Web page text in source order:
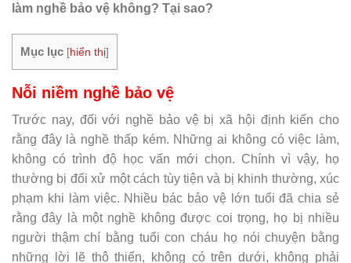
làm nghề bảo vệ không? Tại sao?
Mục lục [hiển thị]
Nỗi niềm nghề bảo vệ
Trước nay, đối với nghề bảo vệ bị xã hội định kiến cho
rằng đây là nghề thấp kém. Những ai không có việc làm,
không có trình độ học vấn mới chọn. Chính vì vậy, họ
thường bị đối xử một cách tùy tiện và bị khinh thường, xúc
phạm khi làm việc. Nhiều bác bảo vệ lớn tuổi đã chia sẻ
rằng đây là một nghề không được coi trọng, họ bị nhiều
người thậm chí bằng tuổi con cháu họ nói chuyện bằng
những lời lẽ thô thiển, không có trên dưới, không phải